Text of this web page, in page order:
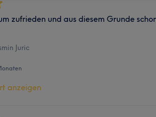
zufrieden und aus diesem Grunde
Juric
anzeigen